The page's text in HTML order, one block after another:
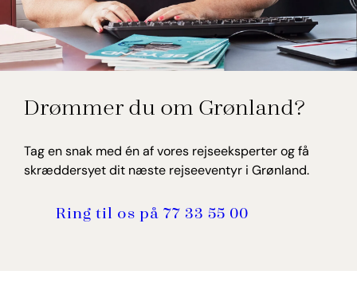
Merete Bach Kristensen
Drømmer du om Grønland?
Tag en snak med én af vores rejseeksperter og få
skræddersyet dit næste rejseeventyr i Grønland.
Ring til os på 77 33 55 00